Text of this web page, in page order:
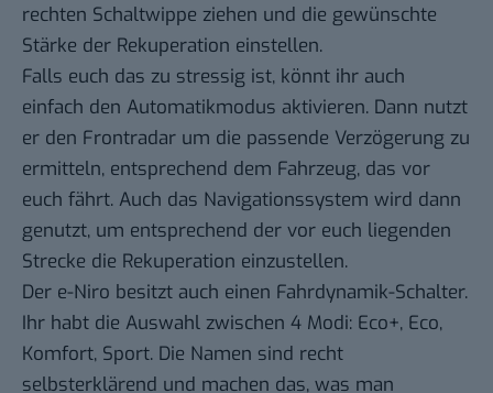
rechten Schaltwippe ziehen und die gewünschte
Stärke der Rekuperation einstellen.
Falls euch das zu stressig ist, könnt ihr auch
einfach den Automatikmodus aktivieren. Dann nutzt
er den Frontradar um die passende Verzögerung zu
ermitteln, entsprechend dem Fahrzeug, das vor
euch fährt. Auch das Navigationssystem wird dann
genutzt, um entsprechend der vor euch liegenden
Strecke die Rekuperation einzustellen.
Der e-Niro besitzt auch einen Fahrdynamik-Schalter.
Ihr habt die Auswahl zwischen 4 Modi: Eco+, Eco,
Komfort, Sport. Die Namen sind recht
selbsterklärend und machen das, was man